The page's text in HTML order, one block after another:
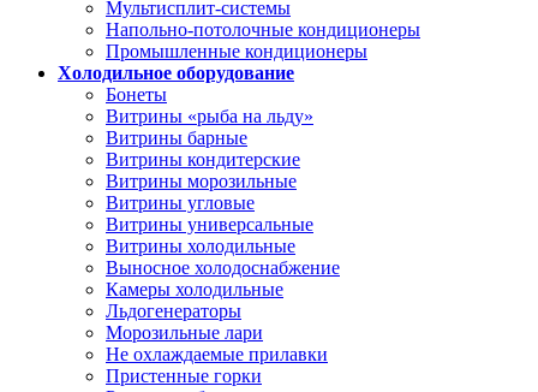
Мультисплит-системы
Напольно-потолочные кондиционеры
Промышленные кондиционеры
Холодильное оборудование
Бонеты
Витрины «рыба на льду»
Витрины барные
Витрины кондитерские
Витрины морозильные
Витрины угловые
Витрины универсальные
Витрины холодильные
Выносное холодоснабжение
Камеры холодильные
Льдогенераторы
Морозильные лари
Не охлаждаемые прилавки
Пристенные горки